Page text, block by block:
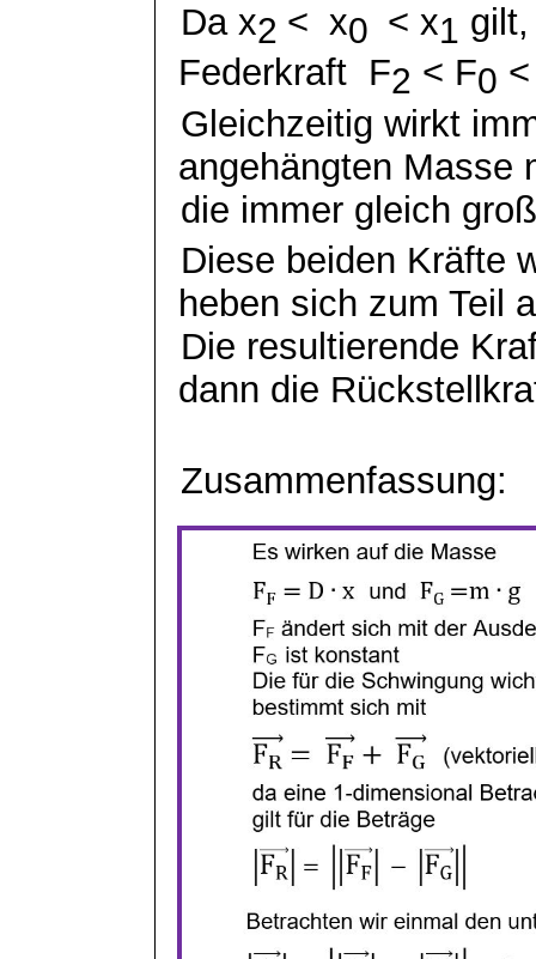
Da x2 < x0 < x1
Federkraft F2 < F0
Gleichzeitig wirkt
angehängten Masse
die immer gleich
Diese beiden Kräfte
heben sich zum Teil
Die resultierende
dann die
Zusammenfassung: